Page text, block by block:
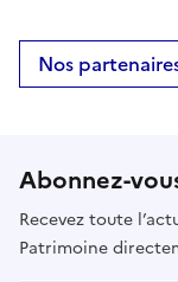
Nos
Abonnez-
Recevez toute
Patrimoine